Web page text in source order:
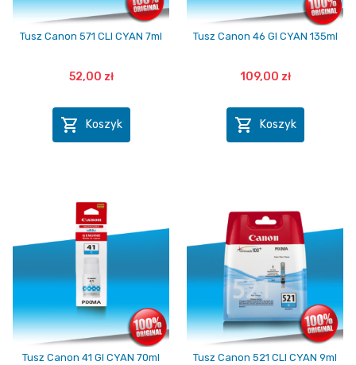
Tusz Canon 571 CLI CYAN 7ml
52,00 zł
 Koszyk
Tusz Canon 46 GI CYAN 135ml
109,00 zł
 Koszyk
Tusz Canon 41 GI CYAN 70ml Tusz Canon 521 CLI CYAN 9ml